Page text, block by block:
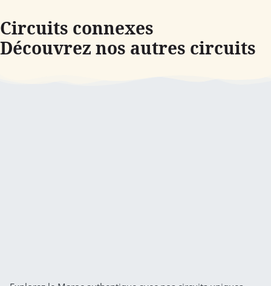
Circuits connexes
Découvrez nos autres circuits